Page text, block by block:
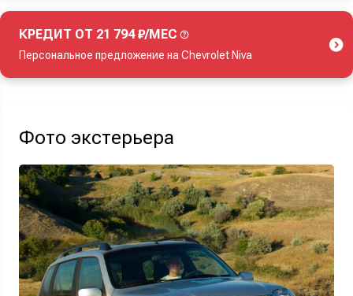
КРЕДИТ ОТ 21 794 ₽/МЕС
Персональное предложение на Chevrolet Niva
Фото экстерьера